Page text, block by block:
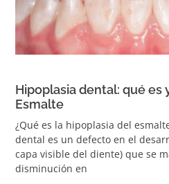
Hipoplasia dental: qué es
Esmalte
¿Qué es la hipoplasia del
dental es un defecto en el
capa visible del diente) que se
disminución en